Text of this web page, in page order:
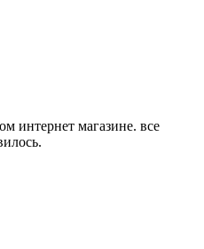
интернет магазине. все